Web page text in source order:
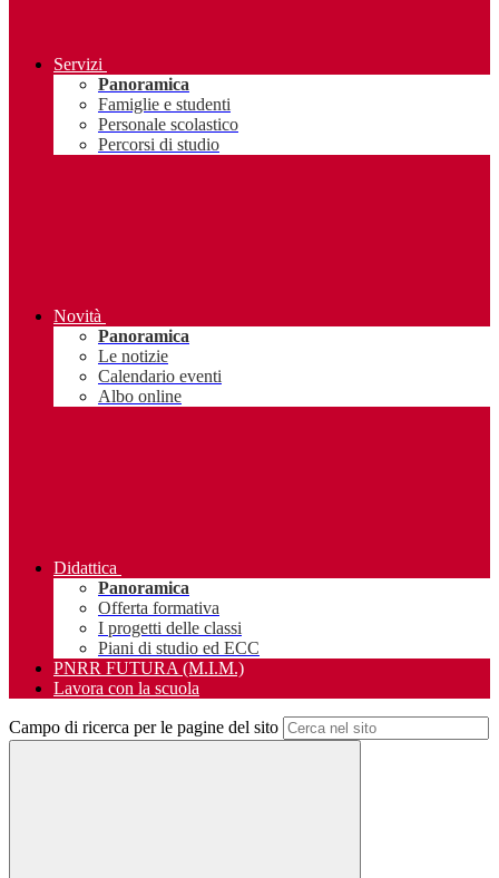
Servizi
Panoramica
Famiglie e studenti
Personale scolastico
Percorsi di studio
Novità
Panoramica
Le notizie
Calendario eventi
Albo online
Didattica
Panoramica
Offerta formativa
I progetti delle classi
Piani di studio ed ECC
PNRR FUTURA (M.I.M.)
Lavora con la scuola
Campo di ricerca per le pagine del sito